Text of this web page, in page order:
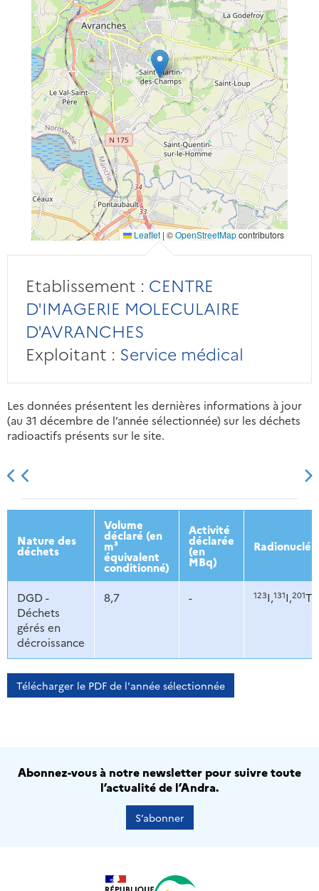
Leaflet | ©OpenStreetMapcontributors
Etablissement : CENTRE
D'IMAGERIE MOLECULAIRE
D'AVRANCHES
Exploitant : Service médical
Les données présentent les dernières informations à jour
(au 31 décembre de l’année sélectionnée) sur les déchets
radioactifs présents sur le site.
2013 2014 2015 2016
Nature des
déchets
Volume
déclaré (en
m³
équivalent
conditionné)
Activité
déclarée
(en
MBq)
DGD -
Déchets
gérés en
décroissance
8,7 - 123I,131I,201Tl,
Télécharger le PDF de l'année sélectionnée
Abonnez-vous à notre newsletter pour suivre toute
l’actualité de l’Andra.
S’abonner